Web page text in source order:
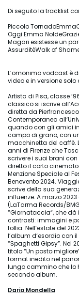
Di seguito la tracklist
Piccolo
Oggi Emma
Magari esistesse un
AssurditèWalk of
L’omonimo vodcast è
video e in versione
Artista di Pisa, classe
classico si iscrive
diretta da
Contemporanea
quando con gli amici
campo di grano, con
macchinetta del caffè.
anni di Firenze che
scrivere i suoi brani
diretto il corto
Menzione Speciale al
Benevento 2024.
scrive della sua
influenze. A marzo
(LaTarma Records/
“Giornataccia”, che
contrasti: immagini e
follia. Nell’estate del
l’album d’esordio con
“Spaghetti Gipsy”. Nel
titolo “Un posto
format inedito nel
lungo cammino che lo
secondo album.
Dario Mondella